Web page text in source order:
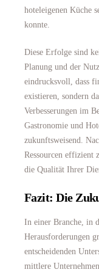
hoteleigenen Küche
konnte.
Diese Erfolge sind
Planung und der
eindrucksvoll, dass
existieren, sondern
Verbesserungen im
Gastronomie und
zukunftsweisend.
Ressourcen effizient
die Qualität Ihrer
Fazit: Die
In einer Branche, in
Herausforderungen
entscheidenden
mittlere